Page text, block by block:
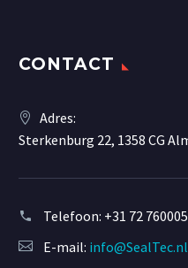
CONTACT
Adres:
Sterkenburg 22, 1358 CG
Telefoon: +31 72
E-mail: info@SealTec.nl